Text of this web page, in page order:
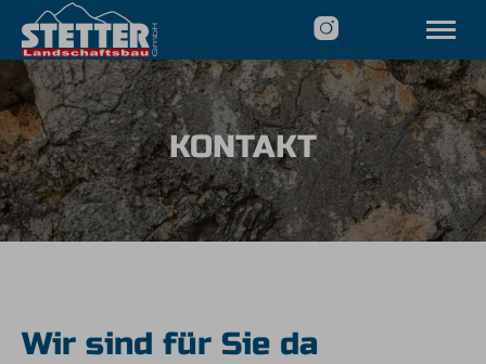
STARTSEITE
LEISTUNGEN
ÜBER UNS
JOBS
KONTAKT & SERVICE
Tel.08326 366 197
KONTAKT
Wir sind für Sie da